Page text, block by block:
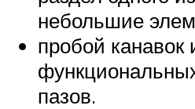
небольшие
пробой
пазов.